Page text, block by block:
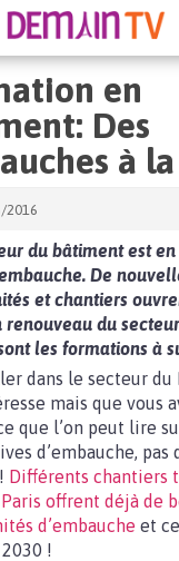
en
Des
à
2016
du bâtiment est
De
et chantiers
renouveau du secteur
les formations à
dans le secteur du
mais que vous
que l’on peut lire
d’embauche, pas
Différents chantiers
offrent déjà de
d’embauche et
!